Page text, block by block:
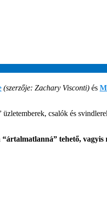
(szerzője: Zachary Visconti) és
csalók és
tehető, vagyis